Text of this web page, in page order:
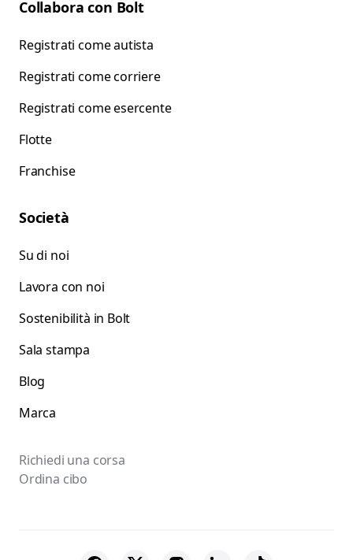
Collabora con Bolt
Registrati come autista
Registrati come corriere
Registrati come esercente
Flotte
Franchise
Società
Su di noi
Lavora con noi
Sostenibilità in Bolt
Sala stampa
Blog
Marca
Richiedi una corsa
Ordina cibo